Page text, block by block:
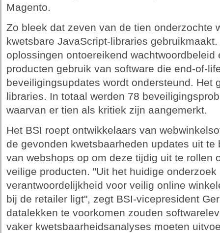
Magento.
Zo bleek dat zeven van de tien onderzochte
kwetsbare JavaScript-libraries
oplossingen ontoereikend
producten gebruik van software die end-of-
beveiligingsupdates wordt ondersteund. Het
libraries. In totaal werden 78
waarvan er tien als kritiek zijn aangemerkt.
Het BSI roept ontwikkelaars van
de gevonden kwetsbaarheden updates uit
van webshops op om deze tijdig uit te rollen
veilige producten. "Uit het huidige onderzoek
verantwoordelijkheid voor veilig online
bij de retailer ligt", zegt BSI-vicepresident
datalekken te voorkomen zouden
vaker kwetsbaarheidsanalyses moeten